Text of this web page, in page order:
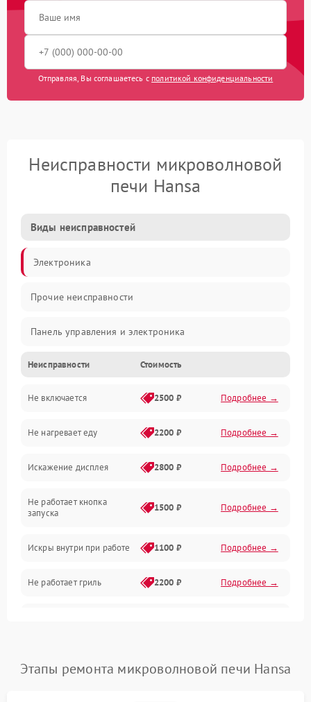
Отправляя, Вы соглашаетесь с политикой конфиденциальности
Неисправности микроволновой
печи Hansa
Виды неисправностей
Электроника
Прочие неисправности
Панель управления и электроника
Дверца и корпус
Механика и внутренние элементы
Механические повреждения
Питание и запуск
Нагрев и приготовление
Программное обеспечение
Неисправности Стоимость
Не включается 2500 ₽ Подробнее →
Не нагревает еду 2200 ₽ Подробнее →
Искажение дисплея 2800 ₽ Подробнее →
Не работает кнопка
запуска
1500 ₽ Подробнее →
Искры внутри при работе 1100 ₽ Подробнее →
Не работает гриль 2200 ₽ Подробнее →
Подробнее →
Этапы ремонта микроволновой печи Hansa